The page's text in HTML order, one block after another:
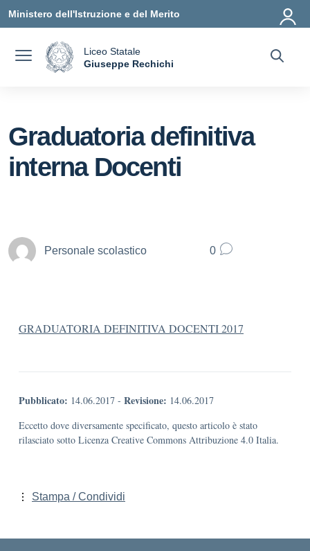
Ministero dell'Istruzione e del Merito
Liceo Statale
Giuseppe Rechichi
Graduatoria definitiva
interna Docenti
Personale scolastico 0
GRADUATORIA DEFINITIVA DOCENTI 2017
Pubblicato: 14.06.2017 - Revisione: 14.06.2017
Eccetto dove diversamente specificato, questo articolo è stato
rilasciato sotto Licenza Creative Commons Attribuzione 4.0 Italia.
Stampa / Condividi